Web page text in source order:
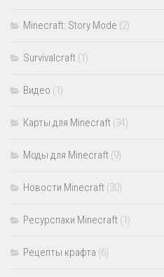
Minecraft: Story Mode (2)
Survivalcraft (1)
Видео (1)
Карты для Minecraft (34)
Моды для Minecraft (9)
Новости Minecraft (30)
Ресурспаки Minecraft (1)
Рецепты крафта (6)